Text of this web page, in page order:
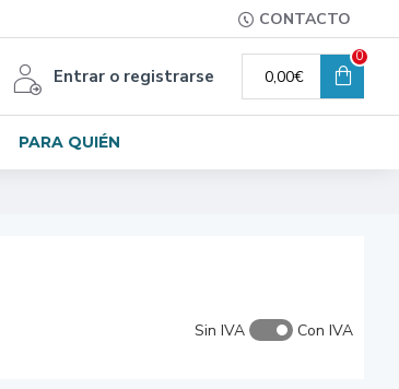
CONTACTO
Entrar o registrarse 0,00€
0
PARA QUIÉN
Sin IVA Con IVA